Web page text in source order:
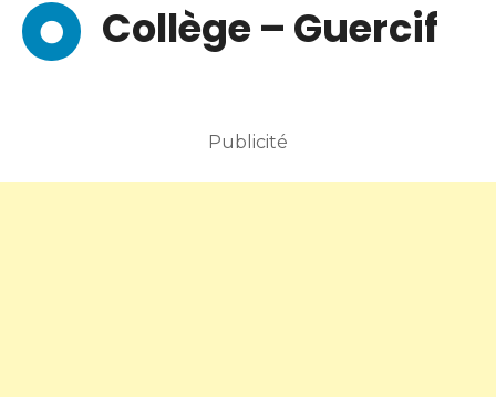
Collège – Guercif
Publicité